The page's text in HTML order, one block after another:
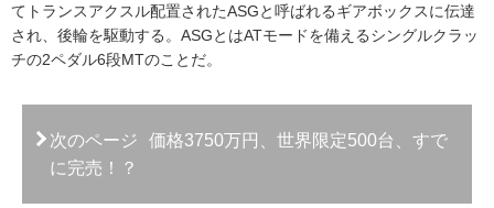
てトランスアクスル配置されたASGと呼ばれるギアボックスに伝達
され、後輪を駆動する。ASGとはATモードを備えるシングルクラッ
チの2ペダル6段MTのことだ。
次のページ
価格3750万円、世界限定500台、すで
に完売！？